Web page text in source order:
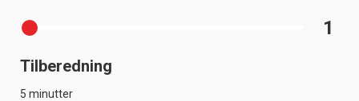
1
Tilberedning
5 minutter